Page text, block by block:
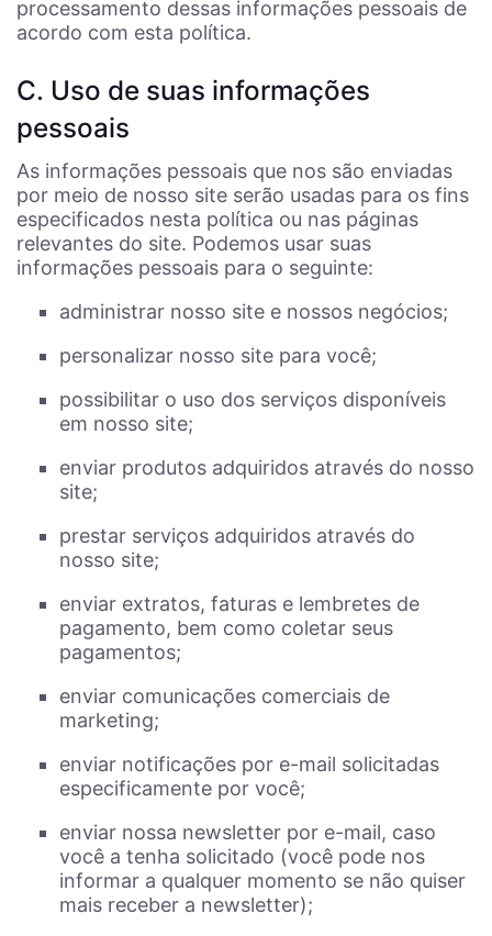
processamento dessas informações pessoais de
acordo com esta política.
C. Uso de suas informações
pessoais
As informações pessoais que nos são enviadas
por meio de nosso site serão usadas para os fins
especificados nesta política ou nas páginas
relevantes do site. Podemos usar suas
informações pessoais para o seguinte:
administrar nosso site e nossos negócios;
personalizar nosso site para você;
possibilitar o uso dos serviços disponíveis
em nosso site;
enviar produtos adquiridos através do nosso
site;
prestar serviços adquiridos através do
nosso site;
enviar extratos, faturas e lembretes de
pagamento, bem como coletar seus
pagamentos;
enviar comunicações comerciais de
marketing;
enviar notificações por e-mail solicitadas
especificamente por você;
enviar nossa newsletter por e-mail, caso
você a tenha solicitado (você pode nos
informar a qualquer momento se não quiser
mais receber a newsletter);